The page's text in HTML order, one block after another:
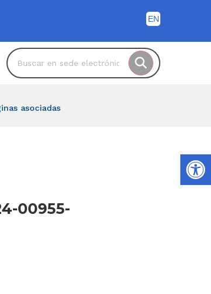
asociadas
00955-